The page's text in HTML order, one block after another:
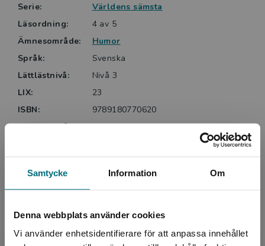
Samtycke Information Om
Denna webbplats använder cookies
Vi använder enhetsidentifierare för att anpassa innehållet
Serie:
Världens sämsta
Läsordning:
4 av 5
Ämnesområde:
Humor
Språk:
Svenska
Lättlästnivå:
Nivå 3
LIX:
23
ISBN:
9789180770620
Utgivningsår:
2023
Upplaga:
Första
Sidantal:
Köp- och leveransvillkor